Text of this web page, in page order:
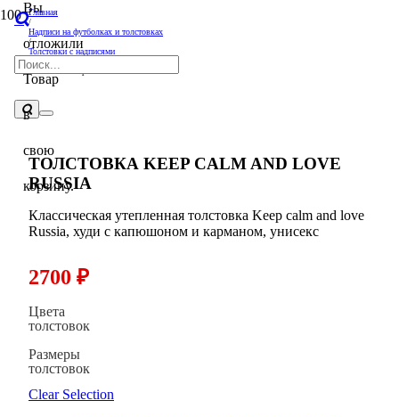
Вы
отложили
Товар
в
свою
корзину.
Главная
/
Надписи на футболках и толстовках
/
Толстовки с надписями
/
Толстовка Keep calm and love Russia
ТОЛСТОВКА KEEP CALM AND LOVE
RUSSIA
Классическая утепленная толстовка Keep calm and love
Russia, худи с капюшоном и карманом, унисекс
2700 ₽
Цвета
толстовок
Размеры
толстовок
Clear Selection